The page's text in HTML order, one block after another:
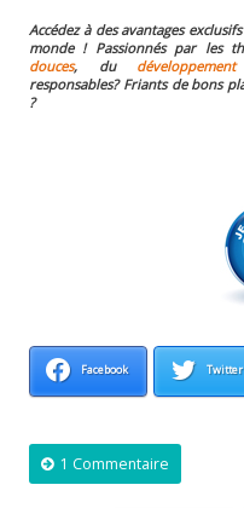
Accédez à des avantages
monde ! Passionnés par les
douces, du
responsables? Friants de bons
?
Facebook Twitter
1 Commentaire